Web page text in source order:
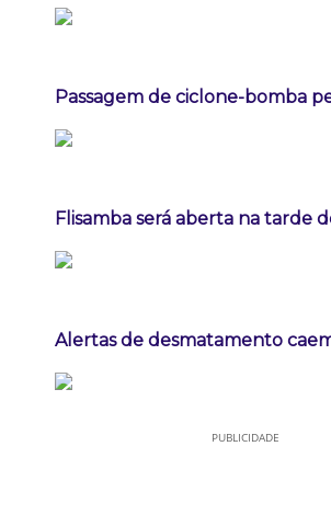
Passagem de ciclone-bomba
Flisamba será aberta na tarde
Alertas de desmatamento
PUBLICIDADE